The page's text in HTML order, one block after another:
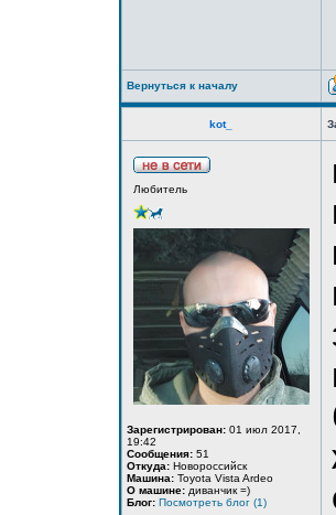
Вернуться к началу
kot_
Любитель
Зарегистрирован: 01 июл 2017,
19:42
Сообщения: 51
Откуда: Новороссийск
Машина: Toyota Vista Ardeo
О машине: диванчик =)
Блог: Посмотреть блог (1)